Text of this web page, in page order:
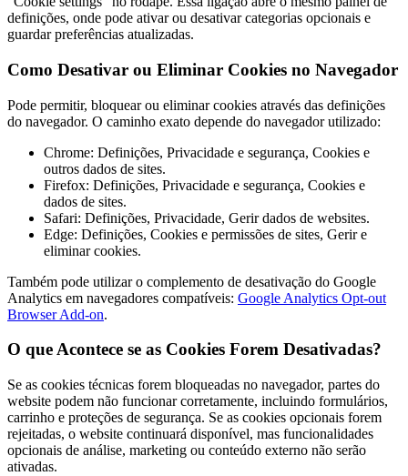
definições, onde pode ativar ou desativar categorias opcionais e
guardar preferências atualizadas.
Como Desativar ou Eliminar Cookies no Navegador
Pode permitir, bloquear ou eliminar cookies através das definições
do navegador. O caminho exato depende do navegador utilizado:
Chrome: Definições, Privacidade e segurança, Cookies e
outros dados de sites.
Firefox: Definições, Privacidade e segurança, Cookies e
dados de sites.
Safari: Definições, Privacidade, Gerir dados de websites.
Edge: Definições, Cookies e permissões de sites, Gerir e
eliminar cookies.
Também pode utilizar o complemento de desativação do Google
Analytics em navegadores compatíveis: Google Analytics Opt-out
Browser Add-on.
O que Acontece se as Cookies Forem Desativadas?
Se as cookies técnicas forem bloqueadas no navegador, partes do
website podem não funcionar corretamente, incluindo formulários,
carrinho e proteções de segurança. Se as cookies opcionais forem
rejeitadas, o website continuará disponível, mas funcionalidades
opcionais de análise, marketing ou conteúdo externo não serão
ativadas.